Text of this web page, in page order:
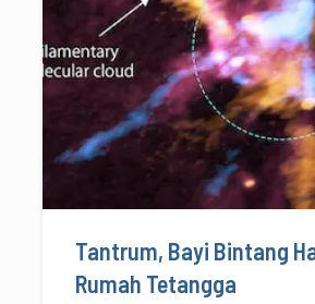
Tantrum, Bayi Bintang
Rumah Tetangga